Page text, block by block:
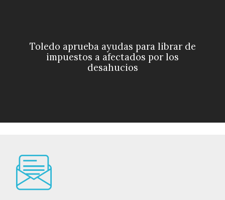
Toledo aprueba ayudas para librar de
impuestos a afectados por los
desahucios